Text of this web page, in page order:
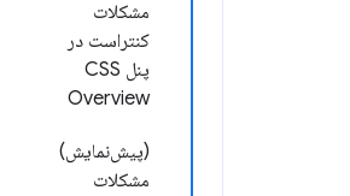
مشکلات
کنتراست در
پنل CSS
Overview
(پیش‌نمایش)
مشکلات